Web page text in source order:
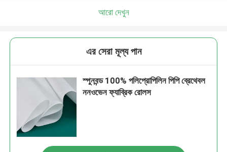
আরো দেখুন
এর সেরা মূল্য পান
স্পুনবন্ড 100% পলিপ্রোপিলিন পিপি ব্রেথেবল
ননওভেন ফ্যাব্রিক রোলস